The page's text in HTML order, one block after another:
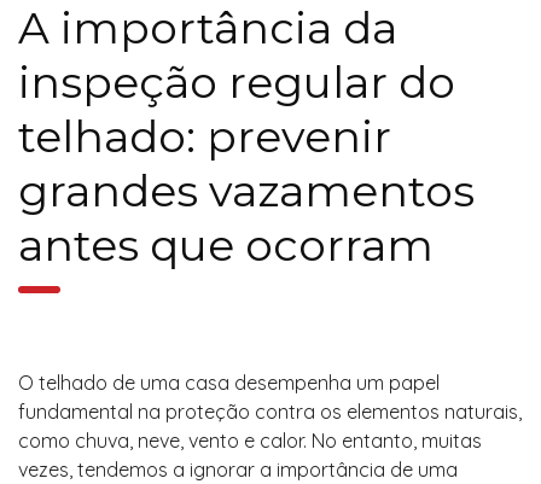
A importância da
inspeção regular do
telhado: prevenir
grandes vazamentos
antes que ocorram
O telhado de uma casa desempenha um papel
fundamental na proteção contra os elementos naturais,
como chuva, neve, vento e calor. No entanto, muitas
vezes, tendemos a ignorar a importância de uma